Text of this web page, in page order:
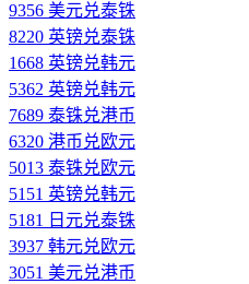
9356 美元兑泰铢
8220 英镑兑泰铢
1668 英镑兑韩元
5362 英镑兑韩元
7689 泰铢兑港币
6320 港币兑欧元
5013 泰铢兑欧元
5151 英镑兑韩元
5181 日元兑泰铢
3937 韩元兑欧元
3051 美元兑港币